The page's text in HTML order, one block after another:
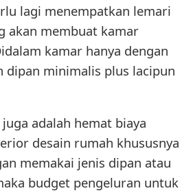
lagi menempatkan lemari
akan membuat kamar
kamar hanya dengan
dipan minimalis plus lacipun
adalah hemat biaya
desain rumah khususnya
memakai jenis dipan atau
budget pengeluran untuk